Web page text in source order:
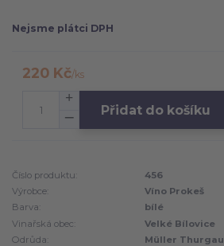
Nejsme plátci DPH
220 Kč/ks
Přidat do košíku
Číslo produktu:
456
Výrobce:
Víno Prokeš
Barva:
bílé
Vinařská obec:
Velké Bílovice
Odrůda:
Müller Thurgau